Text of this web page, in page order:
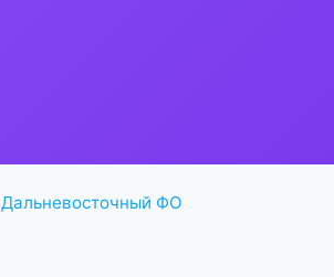
Дальневосточный ФО